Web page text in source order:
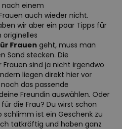
nach einem
auch wieder nicht.
wir aber ein paar Tipps für
originelles
Frauen geht, muss man
Sand stecken. Die
sind ja nicht irgendwo
liegen direkt hier vor
das passende
Freundin auswählen. Oder
die Frau? Du wirst schon
schlimm ist ein Geschenk zu
tatkräftig und haben ganz